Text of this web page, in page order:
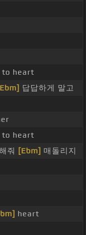
heart
답답하게 말고
heart
줘 [Ebm] 매돌리지
heart